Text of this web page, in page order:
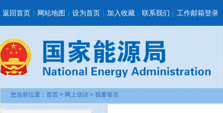
返回首页 | 网站地图 | 设为首页 | 加入收藏 | 联系我们 | 工作邮箱登录
您当前位置： 首页 > 网上信访 > 我要留言